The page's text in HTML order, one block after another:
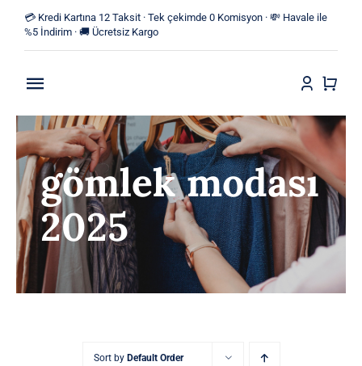
content
💳 Kredi Kartına 12 Taksit · Tek çekimde 0 Komisyon · 💸 Havale ile
%5 İndirim · 🚚 Ücretsiz Kargo
Toggle
Navigation
Anasayfa
Mağaza
Yeni Ürünler
Kategoriler
gömlek modası
2025
Sort by Default Order